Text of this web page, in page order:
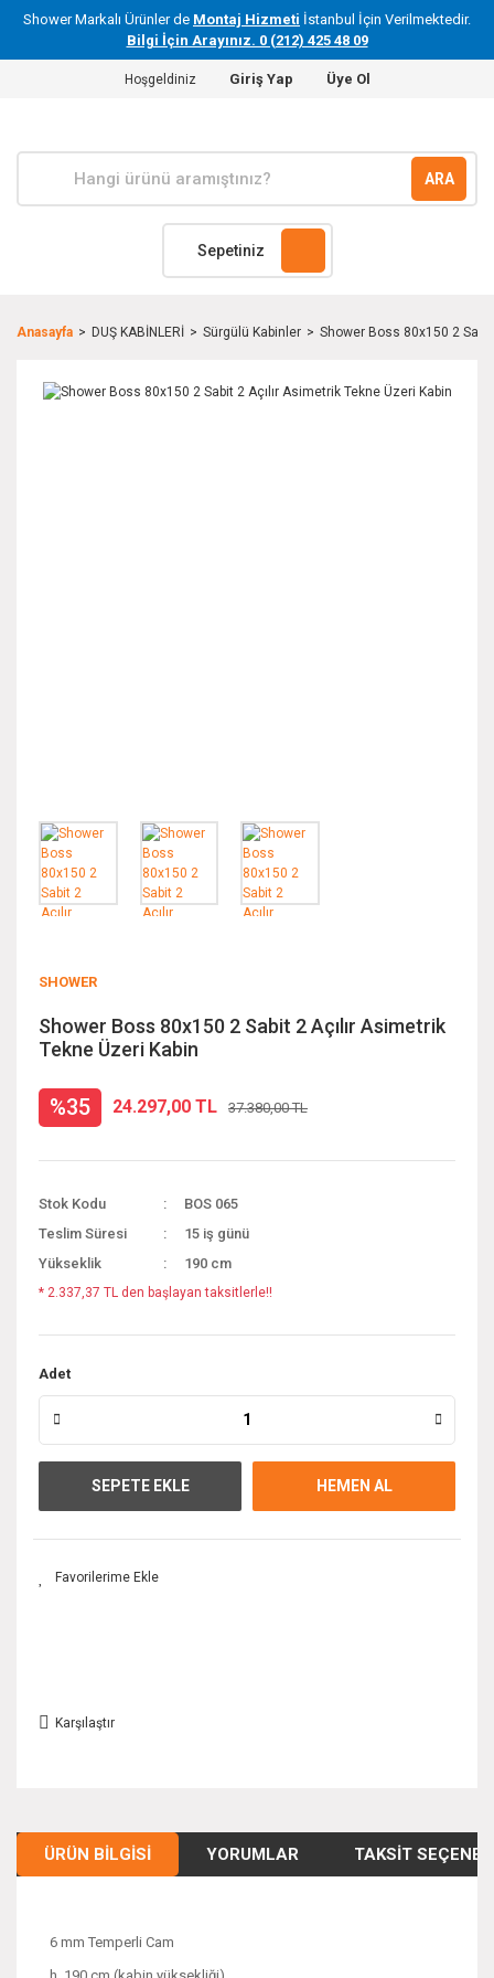
Shower Markalı Ürünler de Montaj Hizmeti İstanbul İçin Verilmektedir.
Bilgi İçin Arayınız. 0 (212) 425 48 09
Hoşgeldiniz Giriş Yap Üye Ol
ARA
Sepetiniz
Anasayfa DUŞ KABİNLERİ Sürgülü Kabinler Shower Boss 80x150 2
SHOWER
Shower Boss 80x150 2 Sabit 2 Açılır Asimetrik
Tekne Üzeri Kabin
%35 24.297,00 TL 37.380,00 TL
Stok Kodu
BOS 065
Teslim Süresi
15 iş günü
Yükseklik
190 cm
* 2.337,37 TL den başlayan taksitlerle!!
Adet
SEPETE EKLE HEMEN AL
Karşılaştır
ÜRÜN BILGISI YORUMLAR TAKSIT
6 mm Temperli Cam